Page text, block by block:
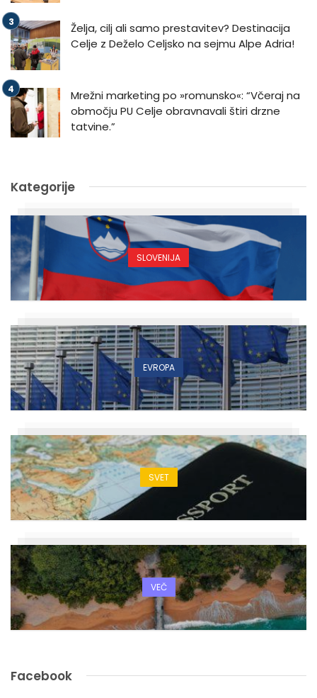
Želja, cilj ali samo prestavitev? Destinacija
Celje z Deželo Celjsko na sejmu Alpe Adria!
Mrežni marketing po »romunsko«: “Včeraj na
območju PU Celje obravnavali štiri drzne
tatvine.”
Kategorije
SLOVENIJA
EVROPA
SVET
VEČ
Facebook